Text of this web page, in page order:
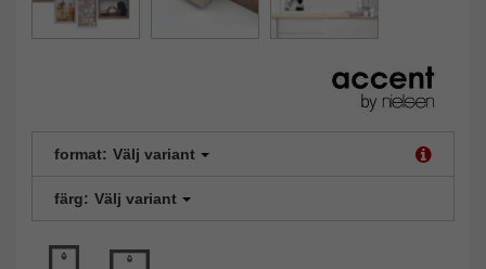
format: Välj variant
färg: Välj variant